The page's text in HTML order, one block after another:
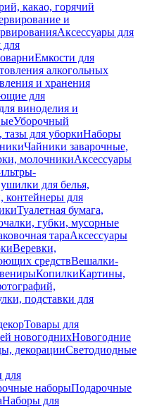
какао, горячий
и
Аксессуары для
для
Емкости для
алкогольных
и хранения
для
виноделия и
Уборочный
тазы для уборкиНаборы
Чайники заварочные,
молочникиАксессуары
для белья,
контейнеры для
Туалетная бумага,
губки, мусорные
тараАксессуары
Веревки,
средствВешалки-
КопилкиКартины,
подставки для
Товары для
новогоднихНовогодние
декорацииСветодиодные
для
наборыПодарочные
Наборы для